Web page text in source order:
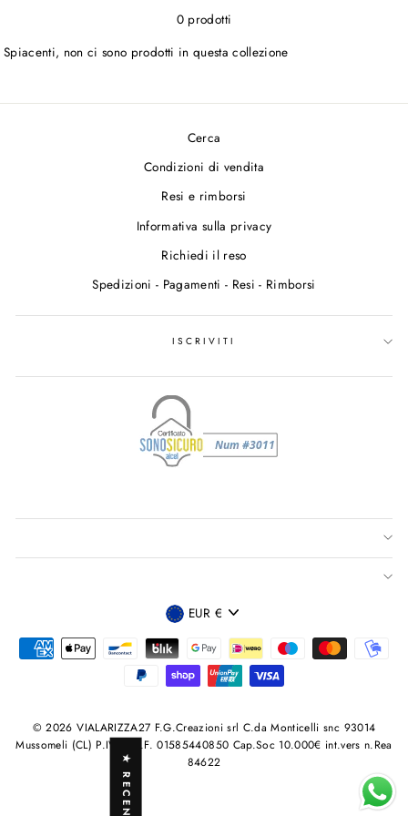
0 prodotti
Spiacenti, non ci sono prodotti in questa collezione
Cerca
Condizioni di vendita
Resi e rimborsi
Informativa sulla privacy
Richiedi il reso
Spedizioni - Pagamenti - Resi - Rimborsi
ISCRIVITI
VALUTA
EUR €
© 2026 VIALARIZZA27 F.G.Creazioni srl C.da Monticelli snc 93014
Mussomeli (CL) P.IVA /C.F. 01585440850 Cap.Soc 10.000€ int.vers n.Rea
84622